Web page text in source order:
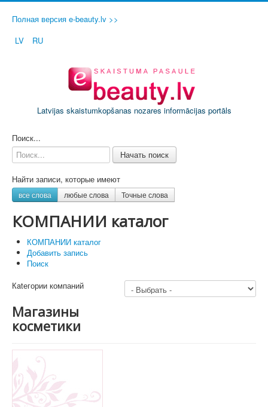
Полная версия e-beauty.lv >>
LV
RU
Latvijas skaistumkopšanas nozares informācijas portāls
Поиск...
Начать поиск
Найти записи, которые имеют
все слова любые слова Точные слова
КОМПАНИИ каталог
КОМПАНИИ каталог
Добавить запись
Поиск
Кatегории компаний
Магазины
косметики